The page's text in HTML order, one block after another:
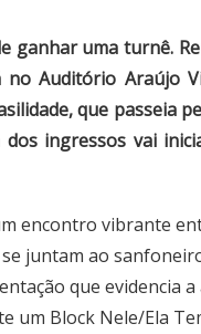
ganhar uma turnê.
Auditório Araújo
que passeia
ingressos vai
encontro vibrante
se juntam ao
que evidencia
um Block Nele/Ela